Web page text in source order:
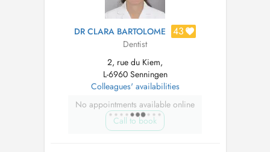
DR CLARA BARTOLOME 43
Dentist
2, rue du Kiem,
L-6960 Senningen
Colleagues' availabilities
No appointments available online
Call to book